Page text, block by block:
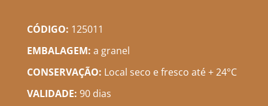
CÓDIGO: 125011
EMBALAGEM: a granel
CONSERVAÇÃO: Local seco e fresco até + 24°C
VALIDADE: 90 dias